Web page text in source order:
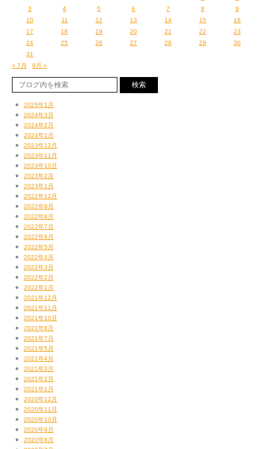
ということでその日のエンジニア村田くん写真は
ちょいと趣向を変え
わたしの撮影による頭頂部
愛用USBメモリ、通称『エビちゃん』はネタの部分取れちゃって
『シャリちゃん』になってしまいました
今日もレコーディングです
果たして宇多さんはやってくるのか！？
ではまたいつか
（D）
3
4 5 6 7 8
9
10
11 12 13 14 15
16
17
18 19 20 21 22
23
24
25 26 27 28 29
30
31
« 7月
9月 »
2025年1月
2024年3月
2024年2月
2024年1月
2023年12月
2023年11月
2023年10月
2023年2月
2023年1月
2022年12月
2022年9月
2022年8月
2022年7月
2022年6月
2022年5月
2022年4月
2022年3月
2022年2月
2022年1月
2021年12月
2021年11月
2021年10月
2021年8月
2021年7月
2021年5月
2021年4月
2021年3月
2021年2月
2021年1月
2020年12月
2020年11月
2020年10月
2020年9月
2020年8月